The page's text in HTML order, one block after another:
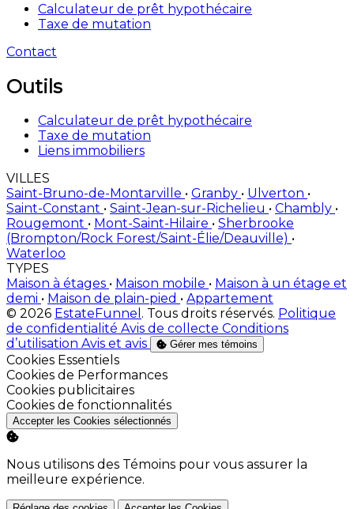
Calculateur de prêt hypothécaire
Taxe de mutation
Contact
Outils
Calculateur de prêt hypothécaire
Taxe de mutation
Liens immobiliers
VILLES
Saint-Bruno-de-Montarville • Granby • Ulverton •
Saint-Constant • Saint-Jean-sur-Richelieu • Chambly •
Rougemont • Mont-Saint-Hilaire • Sherbrooke
(Brompton/Rock Forest/Saint-Élie/Deauville) •
Waterloo
TYPES
Maison à étages • Maison mobile • Maison à un étage et
demi • Maison de plain-pied • Appartement
© 2026 EstateFunnel . Tous droits réservés. Politique
de confidentialité Avis de collecte Conditions
d’utilisation Avis et avis Gérer mes témoins
Activer
Cookies Essentiels
Activer
Cookies de Performances
Activer
Cookies publicitaires
Activer
Cookies de fonctionnalités
Accepter les Cookies sélectionnés
Nous utilisons des Témoins pour vous assurer la
meilleure expérience.